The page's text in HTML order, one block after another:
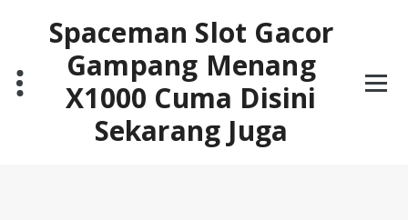
Spaceman Slot Gacor
Gampang Menang
X1000 Cuma Disini
Sekarang Juga